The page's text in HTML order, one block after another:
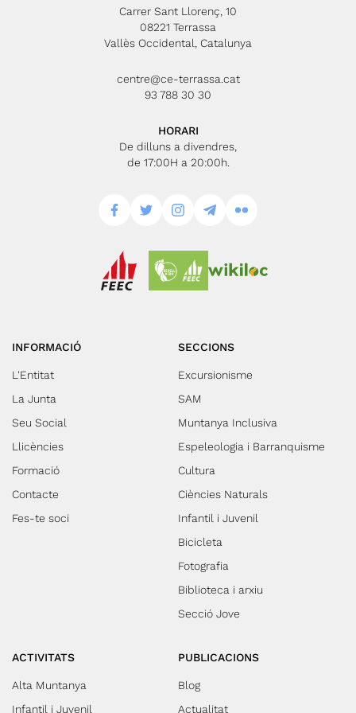
Carrer Sant Llorenç, 10
08221 Terrassa
Vallès Occidental, Catalunya
centre@ce-terrassa.cat
93 788 30 30
HORARI
De dilluns a divendres,
de 17:00H a 20:00h.
INFORMACIÓ
L'Entitat
La Junta
Seu Social
Llicències
Formació
Contacte
Fes-te soci
SECCIONS
Excursionisme
SAM
Muntanya Inclusiva
Espeleologia i Barranquisme
Cultura
Ciències Naturals
Infantil i Juvenil
Bicicleta
Fotografia
Biblioteca i arxiu
Secció Jove
ACTIVITATS
Alta Muntanya
Infantil i Juvenil
PUBLICACIONS
Blog
Actualitat